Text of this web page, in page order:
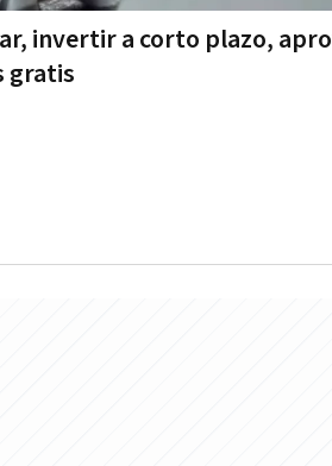
invertir a corto plazo,
gratis